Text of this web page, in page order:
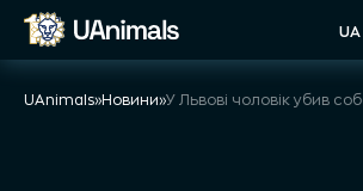
Skip
UA
UAnimals»Новини»